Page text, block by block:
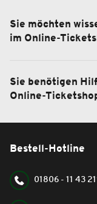
Sie möchten
im Online-
Sie benötigen
Online-
Bestell-Hotline
01806 - 11 43